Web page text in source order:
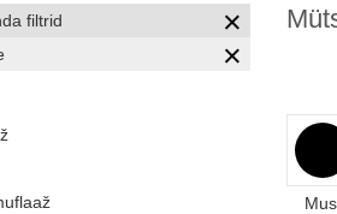
filtrid